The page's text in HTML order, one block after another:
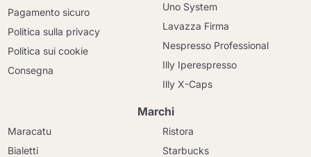
Pagamento sicuro
Politica sulla privacy
Politica sui cookie
Consegna
Uno System
Lavazza Firma
Nespresso Professional
Illy Iperespresso
Illy X-Caps
Marchi
Maracatu
Bialetti
Ristora
Starbucks